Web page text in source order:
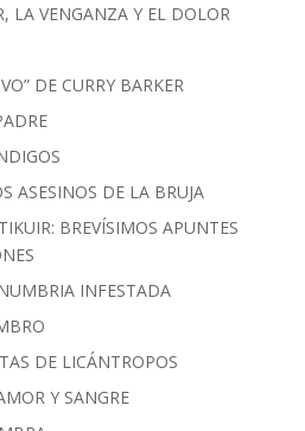
LA VENGANZA Y EL DOLOR
DE CURRY BARKER
ASESINOS DE LA BRUJA
BREVÍSIMOS APUNTES
INFESTADA
DE LICÁNTROPOS
Y SANGRE